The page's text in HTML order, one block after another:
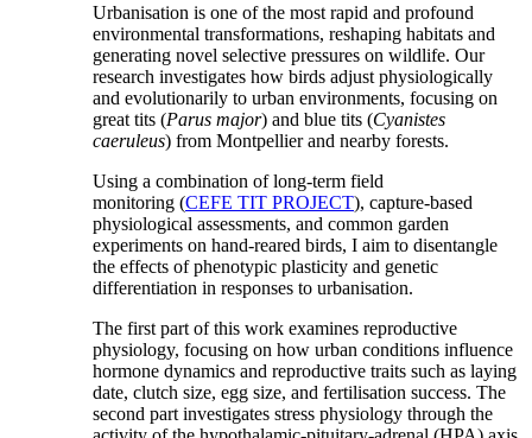
Urbanisation is one of the most rapid and profound
environmental transformations, reshaping habitats and
generating novel selective pressures on wildlife. Our
research investigates how birds adjust physiologically
and evolutionarily to urban environments, focusing on
great tits (Parus major) and blue tits (Cyanistes
caeruleus) from Montpellier and nearby forests.
Using a combination of long-term field
monitoring (CEFE TIT PROJECT), capture-based
physiological assessments, and common garden
experiments on hand-reared birds, I aim to disentangle
the effects of phenotypic plasticity and genetic
differentiation in responses to urbanisation.
The first part of this work examines reproductive
physiology, focusing on how urban conditions influence
hormone dynamics and reproductive traits such as laying
date, clutch size, egg size, and fertilisation success. The
second part investigates stress physiology through the